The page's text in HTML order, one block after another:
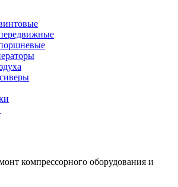
компрессорного оборудования и